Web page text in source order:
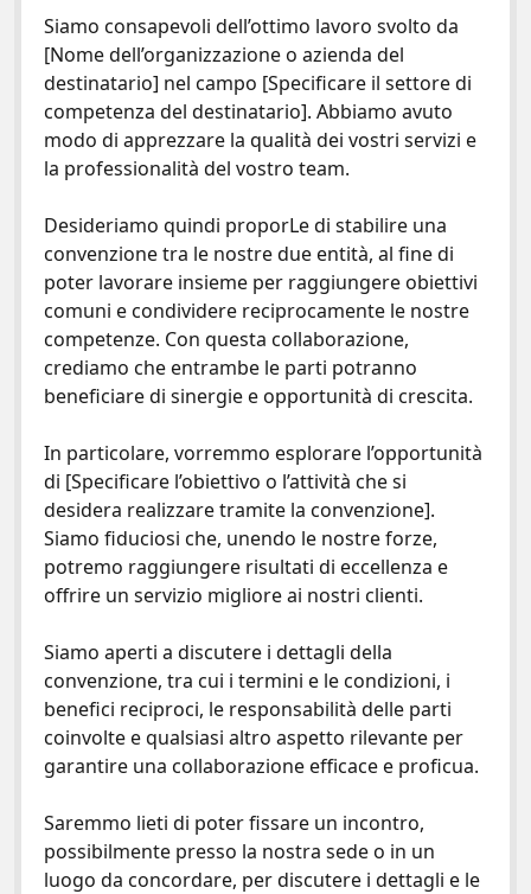
Siamo consapevoli dell’ottimo lavoro svolto da
[Nome dell’organizzazione o azienda del
destinatario] nel campo [Specificare il settore di
competenza del destinatario]. Abbiamo avuto
modo di apprezzare la qualità dei vostri servizi e
la professionalità del vostro team.
Desideriamo quindi proporLe di stabilire una
convenzione tra le nostre due entità, al fine di
poter lavorare insieme per raggiungere obiettivi
comuni e condividere reciprocamente le nostre
competenze. Con questa collaborazione,
crediamo che entrambe le parti potranno
beneficiare di sinergie e opportunità di crescita.
In particolare, vorremmo esplorare l’opportunità
di [Specificare l’obiettivo o l’attività che si
desidera realizzare tramite la convenzione].
Siamo fiduciosi che, unendo le nostre forze,
potremo raggiungere risultati di eccellenza e
offrire un servizio migliore ai nostri clienti.
Siamo aperti a discutere i dettagli della
convenzione, tra cui i termini e le condizioni, i
benefici reciproci, le responsabilità delle parti
coinvolte e qualsiasi altro aspetto rilevante per
garantire una collaborazione efficace e proficua.
Saremmo lieti di poter fissare un incontro,
possibilmente presso la nostra sede o in un
luogo da concordare, per discutere i dettagli e le